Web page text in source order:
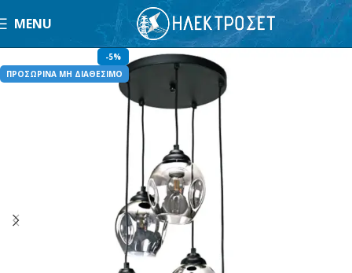
MENU
-5%
ΠΡΟΣΩΡΙΝΑ ΜΗ ΔΙΑΘΕΣΙΜΟ